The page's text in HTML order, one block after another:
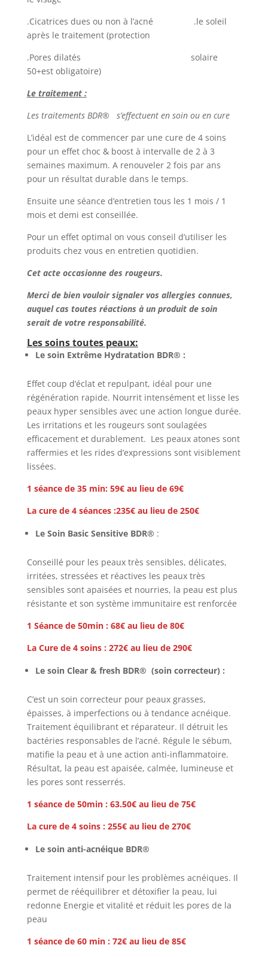
.Cicatrices dues ou non à l’acné .le soleil
après le traitement (protection
.Pores dilatés solaire
50+est obligatoire)
Le traitement :
Les traitements BDR®
s’effectuent en soin ou en cure
L’idéal est de commencer par une cure de 4 soins
pour un effet choc & boost à intervalle de 2 à 3
semaines maximum. A renouveler 2 fois par ans
pour un résultat durable dans le temps.
Ensuite une séance d’entretien tous les 1 mois / 1
mois et demi est conseillée.
Pour un effet optimal on vous conseil d’utiliser les
produits chez vous en entretien quotidien.
Cet acte occasionne des rougeurs.
Merci de bien vouloir signaler vos allergies connues,
auquel cas toutes réactions à un produit de soin
serait de votre responsabilité.
Les soins toutes peaux:
Le soin Extrême Hydratation BDR® :
Effet coup d’éclat et repulpant, idéal pour une
régénération rapide. Nourrit intensément et lisse les
peaux hyper sensibles avec une action longue durée.
Les irritations et les rougeurs sont soulagées
efficacement et durablement. Les peaux atones sont
raffermies et les rides d’expressions sont visiblement
lissées.
1 séance de 35 min: 59€ au lieu de 69€
La cure de 4 séances :235€ au lieu de 250€
Le Soin Basic Sensitive BDR® :
Conseillé pour les peaux très sensibles, délicates,
irritées, stressées et réactives les peaux très
sensibles sont apaisées et nourries, la peau est plus
résistante et son système immunitaire est renforcée
1 Séance de 50min : 68€ au lieu de 80€
La Cure de 4 soins : 272€ au lieu de 290€
Le soin Clear & fresh BDR® (soin correcteur) :
C’est un soin correcteur pour peaux grasses,
épaisses, à imperfections ou à tendance acnéique.
Traitement équilibrant et réparateur. Il détruit les
bactéries responsables de l’acné. Régule le sébum,
matifie la peau et à une action anti-inflammatoire.
Résultat, la peau est apaisée, calmée, lumineuse et
les pores sont resserrés.
1 séance de 50min : 63.50€ au lieu de 75€
La cure de 4 soins : 255€ au lieu de 270€
Le soin anti-acnéiqueBDR®
Traitement intensif pour les problèmes acnéiques. Il
permet de rééquilibrer et détoxifier la peau, lui
redonne Energie et vitalité et réduit les pores de la
peau
1 séance de 60 min : 72€ au lieu de 85€